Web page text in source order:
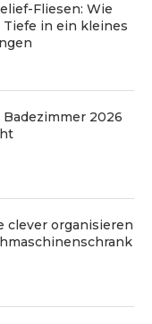
Fliesen: Wie
in ein kleines
2026
clever organisieren